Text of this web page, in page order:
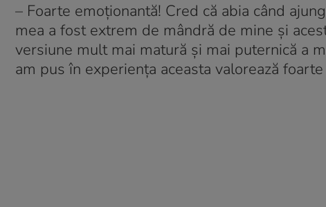
– Foarte emoționantă! Cred că abia când
mea a fost extrem de mândră de mine și
versiune mult mai matură și mai puternică a
am pus în experiența aceasta valorează